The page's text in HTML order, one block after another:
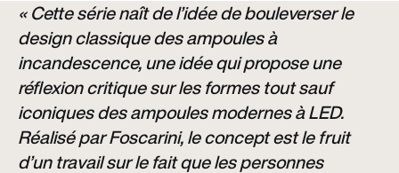
« Cette série naît de l’idée de bouleverser le
design classique des ampoules à
incandescence, une idée qui propose une
réflexion critique sur les formes tout sauf
iconiques des ampoules modernes à LED.
Réalisé par Foscarini, le concept est le fruit
d’un travail sur le fait que les personnes